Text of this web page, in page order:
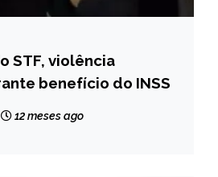
STF, violência
benefício do INSS
12 meses ago